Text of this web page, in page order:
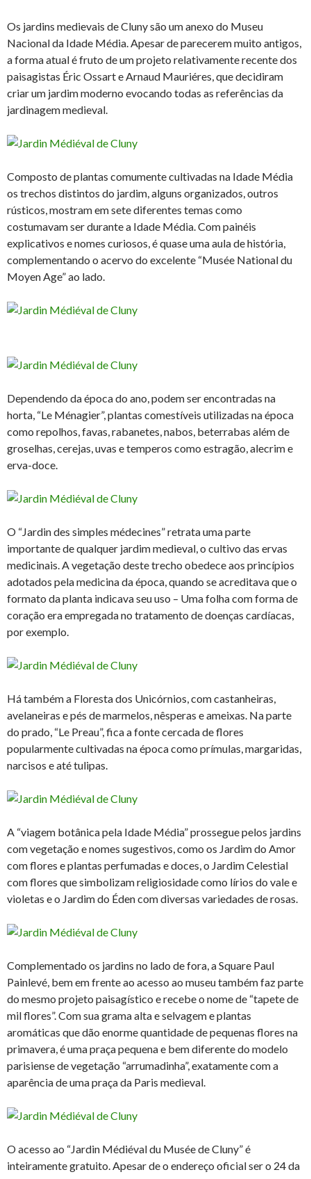
Os jardins medievais de Cluny são um anexo do Museu
Nacional da Idade Média. Apesar de parecerem muito antigos,
a forma atual é fruto de um projeto relativamente recente dos
paisagistas Éric Ossart e Arnaud Mauriéres, que decidiram
criar um jardim moderno evocando todas as referências da
jardinagem medieval.
Composto de plantas comumente cultivadas na Idade Média
os trechos distintos do jardim, alguns organizados, outros
rústicos, mostram em sete diferentes temas como
costumavam ser durante a Idade Média. Com painéis
explicativos e nomes curiosos, é quase uma aula de história,
complementando o acervo do excelente “Musée National du
Moyen Age” ao lado.
Dependendo da época do ano, podem ser encontradas na
horta, “Le Ménagier”, plantas comestíveis utilizadas na época
como repolhos, favas, rabanetes, nabos, beterrabas além de
groselhas, cerejas, uvas e temperos como estragão, alecrim e
erva-doce.
O “Jardin des simples médecines” retrata uma parte
importante de qualquer jardim medieval, o cultivo das ervas
medicinais. A vegetação deste trecho obedece aos princípios
adotados pela medicina da época, quando se acreditava que o
formato da planta indicava seu uso – Uma folha com forma de
coração era empregada no tratamento de doenças cardíacas,
por exemplo.
Há também a Floresta dos Unicórnios, com castanheiras,
avelaneiras e pés de marmelos, nêsperas e ameixas. Na parte
do prado, “Le Preau”, fica a fonte cercada de flores
popularmente cultivadas na época como prímulas, margaridas,
narcisos e até tulipas.
A “viagem botânica pela Idade Média” prossegue pelos jardins
com vegetação e nomes sugestivos, como os Jardim do Amor
com flores e plantas perfumadas e doces, o Jardim Celestial
com flores que simbolizam religiosidade como lírios do vale e
violetas e o Jardim do Éden com diversas variedades de rosas.
Complementado os jardins no lado de fora, a Square Paul
Painlevé, bem em frente ao acesso ao museu também faz parte
do mesmo projeto paisagístico e recebe o nome de “tapete de
mil flores”. Com sua grama alta e selvagem e plantas
aromáticas que dão enorme quantidade de pequenas flores na
primavera, é uma praça pequena e bem diferente do modelo
parisiense de vegetação “arrumadinha”, exatamente com a
aparência de uma praça da Paris medieval.
O acesso ao “Jardin Médiéval du Musée de Cluny” é
inteiramente gratuito. Apesar de o endereço oficial ser o 24 da